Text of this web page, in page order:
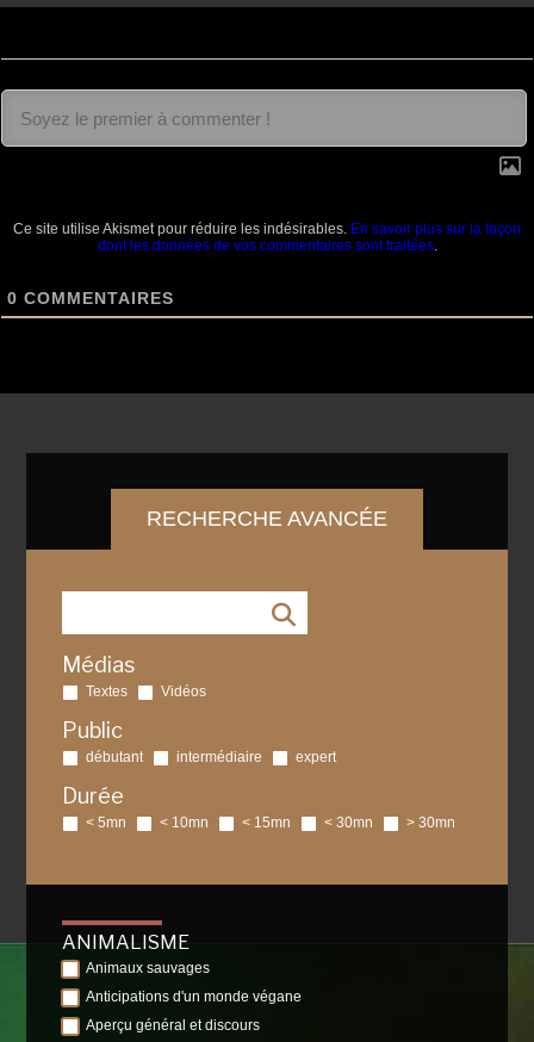
Ce site utilise Akismet pour réduire les indésirables. En savoir plus sur la façon
dont les données de vos commentaires sont traitées.
0 COMMENTAIRES
RECHERCHE AVANCÉE
Médias
Textes Vidéos
Public
débutant intermédiaire expert
Durée
< 5mn < 10mn < 15mn < 30mn > 30mn
ANIMALISME
Animaux sauvages
Anticipations d'un monde végane
Aperçu général et discours